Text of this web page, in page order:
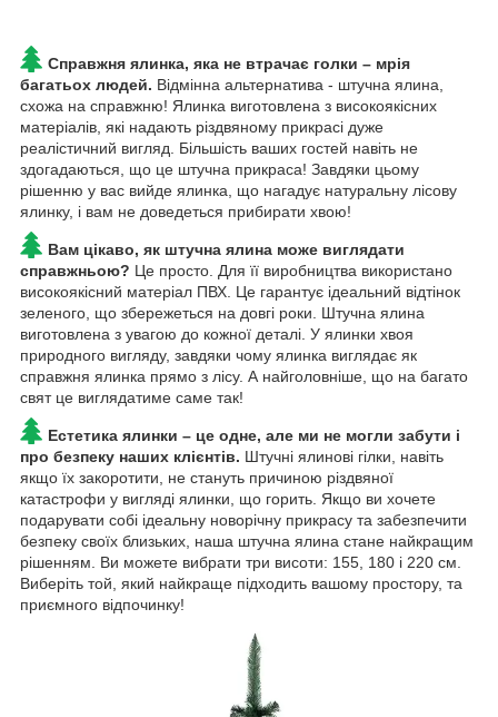
Справжня ялинка, яка не втрачає голки – мрія
багатьох людей. Відмінна альтернатива - штучна ялина,
схожа на справжню! Ялинка виготовлена ​​з високоякісних
матеріалів, які надають різдвяному прикрасі дуже
реалістичний вигляд. Більшість ваших гостей навіть не
здогадаються, що це штучна прикраса! Завдяки цьому
рішенню у вас вийде ялинка, що нагадує натуральну лісову
ялинку, і вам не доведеться прибирати хвою!
Вам цікаво, як штучна ялина може виглядати
справжньою? Це просто. Для її виробництва використано
високоякісний матеріал ПВХ. Це гарантує ідеальний відтінок
зеленого, що збережеться на довгі роки. Штучна ялина
виготовлена ​​з увагою до кожної деталі. У ялинки хвоя
природного вигляду, завдяки чому ялинка виглядає як
справжня ялинка прямо з лісу. А найголовніше, що на багато
свят це виглядатиме саме так!
Естетика ялинки – це одне, але ми не могли забути і
про безпеку наших клієнтів. Штучні ялинові гілки, навіть
якщо їх закоротити, не стануть причиною різдвяної
катастрофи у вигляді ялинки, що горить. Якщо ви хочете
подарувати собі ідеальну новорічну прикрасу та забезпечити
безпеку своїх близьких, наша штучна ялина стане найкращим
рішенням. Ви можете вибрати три висоти: 155, 180 і 220 см.
Виберіть той, який найкраще підходить вашому простору, та
приємного відпочинку!